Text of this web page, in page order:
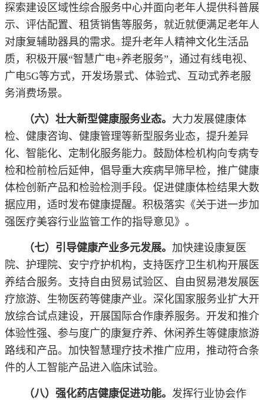
探索建设区域性综合服务中心并面向老年人提供科普展
示、评估配置、租赁销售等服务，就近就便满足老年人
对康复辅助器具的需求。提升老年人精神文化生活品
质，积极开展“智慧广电+养老服务”，通过有线电视、
广电5G等方式，开发场景式、体验式、互动式养老服
务消费场景。
（六）壮大新型健康服务业态。 大力发展健康体
检、健康咨询、健康管理等新型服务业态，提升差异
化、智能化、定制化服务能力。鼓励体检机构向专病专
检和检前检后延伸，倡导重大疾病早筛早检，推广健康
体检创新产品和检验检测手段。促进健康体检结果大数
据应用，适时发布健康提醒。积极落实《关于进一步加
强医疗美容行业监管工作的指导意见》。
（七）引导健康产业多元发展。 加快建设康复医
院、护理院、安宁疗护机构，支持医疗卫生机构开展医
养结合服务。支持自由贸易试验区、自由贸易港发展医
疗旅游、生物医药等健康产业。深化国家服务业扩大开
放综合试点建设，开展国际合作康养服务。开发和推介
体验性强、参与度广的康复疗养、休闲养生等健康旅游
路线和产品。加快智慧理疗技术推广应用，推动符合条
件的人工智能产品进入临床试验。
（八）强化药店健康促进功能。 发挥行业协会作